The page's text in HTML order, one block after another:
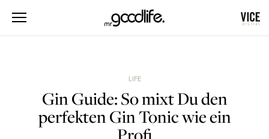
LIFE
Gin Guide: So mixt Du den
perfekten Gin Tonic wie ein